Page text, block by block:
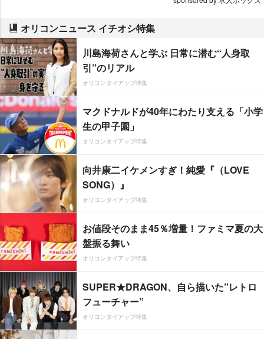
オリコンニュース イチオシ特集
川島海荷さんと学ぶ 日常に潜む“人身取
引”のリアル
オリコンタイアップ特集
マクドナルドが40年にわたり支える「小学
生の甲子園」
オリコンタイアップ特集
向井康二イケメンすぎ！純愛『（LOVE
SONG）』
オリコンタイアップ特集
お値段そのまま45％増量！ファミマ夏の大
盤振る舞い
オリコンタイアップ特集
SUPER★DRAGON、自ら描いた”レトロ
フューチャー”
オリコンタイアップ特集